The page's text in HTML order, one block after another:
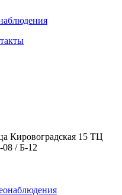
Кировоградская 15 ТЦ
/ Б-12